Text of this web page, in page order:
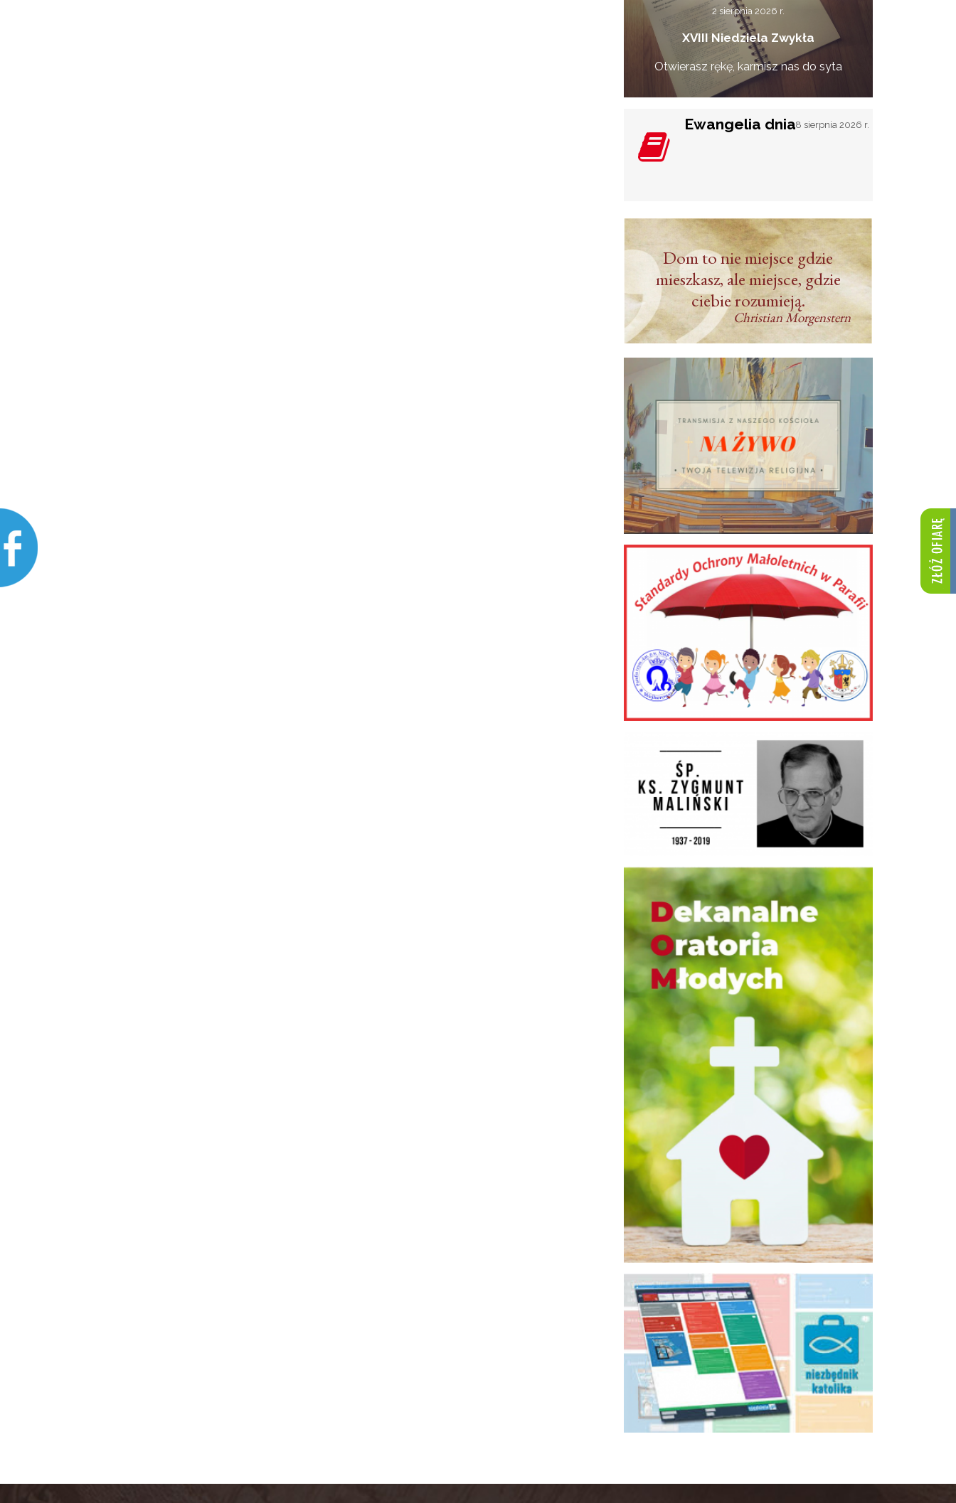
2 sierpnia 2026 r.
XVIII Niedziela Zwykła
Otwierasz rękę, karmisz nas do syta
Ewangelia dnia8 sierpnia 2026 r.
Dom to nie miejsce gdzie
mieszkasz, ale miejsce, gdzie
ciebie rozumieją.
Christian Morgenstern